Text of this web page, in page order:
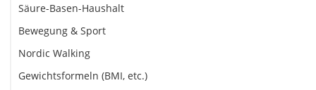
Säure-Basen-Haushalt
Bewegung & Sport
Nordic Walking
Gewichtsformeln (BMI, etc.)